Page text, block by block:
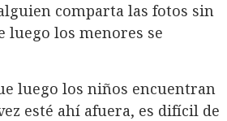
comparta las fotos sin
luego los menores se
luego los niños encuentran
esté ahí afuera, es difícil de